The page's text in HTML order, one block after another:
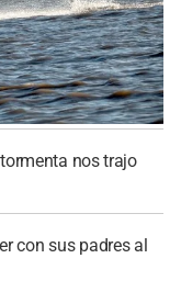
nos trajo
con sus padres al